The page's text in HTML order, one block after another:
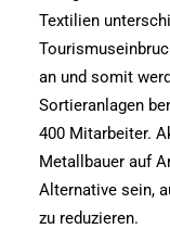
Textilien
an und somit
Sortieranlagen
400 Mitarbeiter.
Metallbauer auf
Alternative sein,
zu reduzieren.